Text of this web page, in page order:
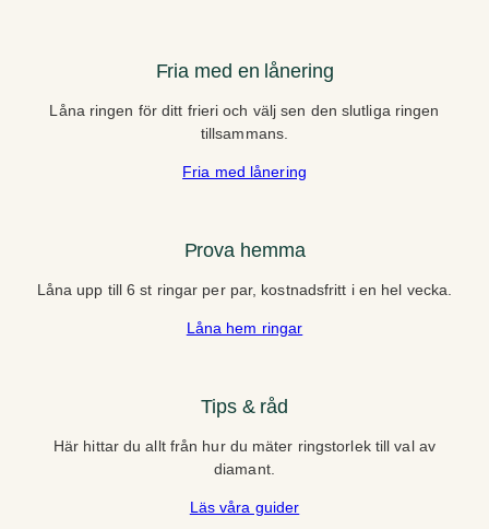
Fria med en lånering
Låna ringen för ditt frieri och välj sen den slutliga ringen
tillsammans.
Fria med lånering
Prova hemma
Låna upp till 6 st ringar per par, kostnadsfritt i en hel vecka.
Låna hem ringar
Tips & råd
Här hittar du allt från hur du mäter ringstorlek till val av
diamant.
Läs våra guider